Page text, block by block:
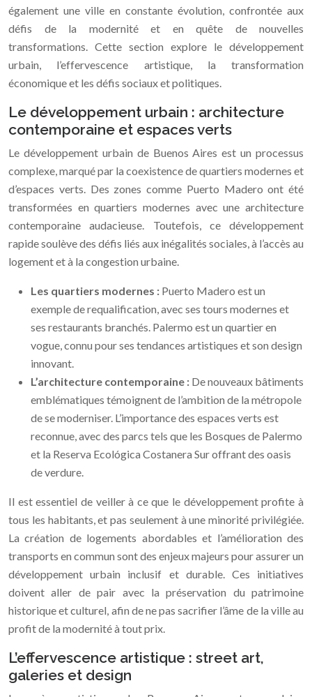
également une ville en constante évolution, confrontée aux
défis de la modernité et en quête de nouvelles
transformations. Cette section explore le développement
urbain, l’effervescence artistique, la transformation
économique et les défis sociaux et politiques.
Le développement urbain : architecture
contemporaine et espaces verts
Le développement urbain de Buenos Aires est un processus
complexe, marqué par la coexistence de quartiers modernes et
d’espaces verts. Des zones comme Puerto Madero ont été
transformées en quartiers modernes avec une architecture
contemporaine audacieuse. Toutefois, ce développement
rapide soulève des défis liés aux inégalités sociales, à l’accès au
logement et à la congestion urbaine.
Les quartiers modernes : Puerto Madero est un
exemple de requalification, avec ses tours modernes et
ses restaurants branchés. Palermo est un quartier en
vogue, connu pour ses tendances artistiques et son design
innovant.
L’architecture contemporaine : De nouveaux bâtiments
emblématiques témoignent de l’ambition de la métropole
de se moderniser. L’importance des espaces verts est
reconnue, avec des parcs tels que les Bosques de Palermo
et la Reserva Ecológica Costanera Sur offrant des oasis
de verdure.
Il est essentiel de veiller à ce que le développement profite à
tous les habitants, et pas seulement à une minorité privilégiée.
La création de logements abordables et l’amélioration des
transports en commun sont des enjeux majeurs pour assurer un
développement urbain inclusif et durable. Ces initiatives
doivent aller de pair avec la préservation du patrimoine
historique et culturel, afin de ne pas sacrifier l’âme de la ville au
profit de la modernité à tout prix.
L’effervescence artistique : street art,
galeries et design